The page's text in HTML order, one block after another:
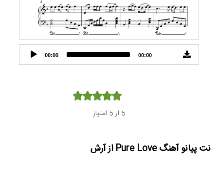
Audio
Player
00:00 00:00
5 از 5 امتیاز
نت پیانو آهنگ Pure Love از آرش